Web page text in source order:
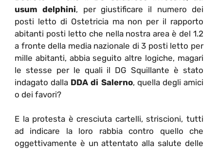
usum delphini, per giustificare il numero dei
posti letto di Ostetricia ma non per il rapporto
abitanti posti letto che nella nostra area è del 1.2
a fronte della media nazionale di 3 posti letto per
mille abitanti, abbia seguito altre logiche, magari
le stesse per le quali il DG Squillante è stato
indagato dalla DDA di Salerno, quella degli amici
o dei favori?
E la protesta è cresciuta cartelli, striscioni, tutti
ad indicare la loro rabbia contro quello che
oggettivamente è un attentato alla salute delle